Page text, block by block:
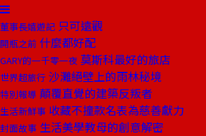
董事長嬉遊記 只可遠觀
開瓶之前 什麼都好配
GARY的一千零一夜 莫斯科最好的旅店
世界超旅行 沙灘絕壁上的雨林秘境
特別報導 顛覆直覺的建築反叛者
生活新鮮事 收藏不撞款名表為慈善獻力
封面故事 生活美學教母的創意解密